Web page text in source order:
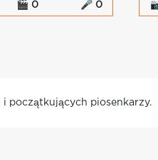
🎬 0 🎤 0
początkujących piosenkarzy.